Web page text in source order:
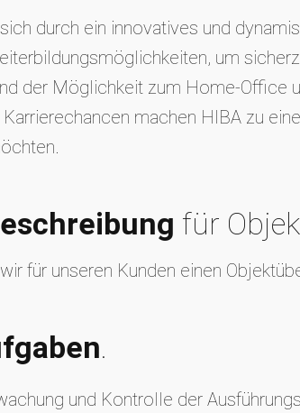
durch ein innovatives und
um
der Möglichkeit zum Home-Office
machen HIBA zu
für
für unseren Kunden einen
.
und Kontrolle der